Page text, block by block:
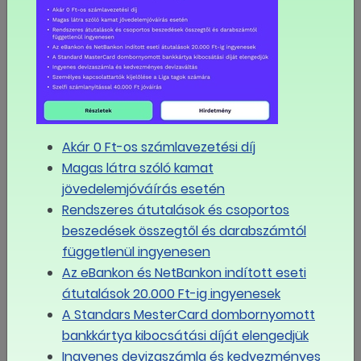
58/2020. (III.23.) Korm. rendelet
Az élet- és vagyonbiztonságot veszélyeztető tömeges
megbetegedést okozó humánjárvány megelőzése,
illetve következményeinek elhárítása, a magyar
állampolgárok egészségének és életének megóvása
érdekében elrendelt veszélyhelyzet során teendő
intézkedésekről szóló 41/2020. (III. 11.) Korm. rendelet
módosításáról
57/2020. (III.23.) Korm. rendelet
Az élet- és vagyonbiztonságot veszélyeztető tömeges
megbetegedést okozó humánjárvány megelőzése,
illetve következményeinek elhárítása, a magyar
állampolgárok egészségének és életének megóvása
érdekében elrendelt veszélyhelyzet során a
végrehajtással kapcsolatban teendő intézkedésekről
Akár 0 Ft-os számlavezetési díj
Magas látra szóló kamat
jövedelemjóváírás esetén
Rendszeres átutalások és csoportos
beszedések összegtől és darabszámtól
függetlenül ingyenesen
Az eBankon és NetBankon indított eseti
átutalások 20.000 Ft-ig ingyenesek
A Standars MesterCard dombornyomott
bankkártya kibocsátási díját elengedjük
Ingyenes devizaszámla és kedvezményes